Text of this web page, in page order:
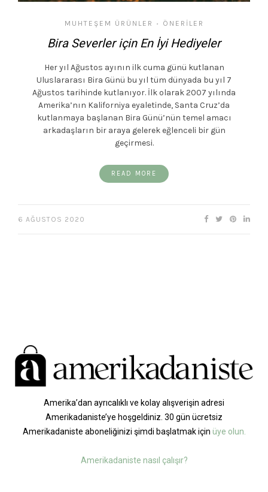
MUHTEŞEM ÜRÜNLER • ÖNERILER
Bira Severler için En İyi Hediyeler
Her yıl Ağustos ayının ilk cuma günü kutlanan
Uluslararası Bira Günü bu yıl tüm dünyada bu yıl 7
Ağustos tarihinde kutlanıyor. İlk olarak 2007 yılında
Amerika’nın Kaliforniya eyaletinde, Santa Cruz’da
kutlanmaya başlanan Bira Günü’nün temel amacı
arkadaşların bir araya gelerek eğlenceli bir gün
geçirmesi.
READ MORE
6 AĞUSTOS 2020
Amerika’dan ayrıcalıklı ve kolay alışverişin adresi
Amerikadaniste’ye hoşgeldiniz. 30 gün ücretsiz
Amerikadaniste aboneliğinizi şimdi başlatmak için üye olun.
Amerikadaniste nasıl çalışır?